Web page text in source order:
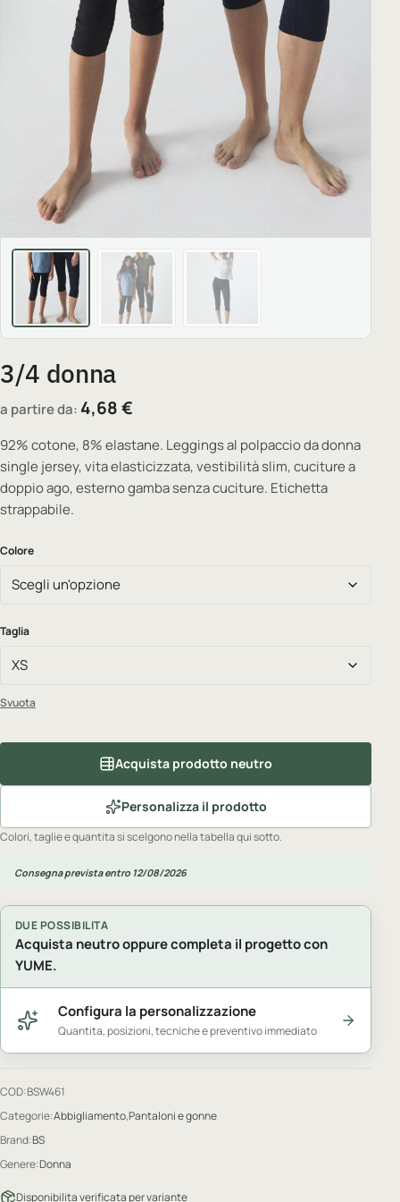
3/4 donna
a partire da: 4,68€
92% cotone, 8% elastane. Leggings al polpaccio da donna
single jersey, vita elasticizzata, vestibilità slim, cuciture a
doppio ago, esterno gamba senza cuciture. Etichetta
strappabile.
Colore
Taglia
Svuota
Acquista prodotto neutro
Personalizza il prodotto
Colori, taglie e quantita si scelgono nella tabella qui sotto.
Consegna prevista entro 12/08/2026
DUE POSSIBILITA
Acquista neutro oppure completa il progetto con
YUME.
Configura la personalizzazione
Quantita, posizioni, tecniche e preventivo immediato
COD:BSW461
Categorie:Abbigliamento,Pantaloni e gonne
Brand:BS
Genere:Donna
Disponibilita verificata per variante